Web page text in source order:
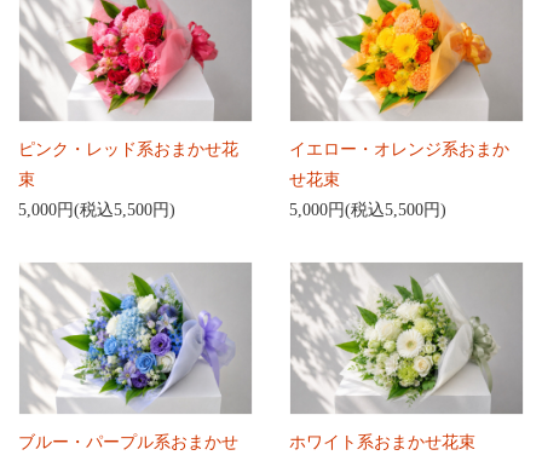
ピンク・レッド系おまかせ花
束
5,000円(税込5,500円)
イエロー・オレンジ系おまか
せ花束
5,000円(税込5,500円)
ブルー・パープル系おまかせ
ホワイト系おまかせ花束